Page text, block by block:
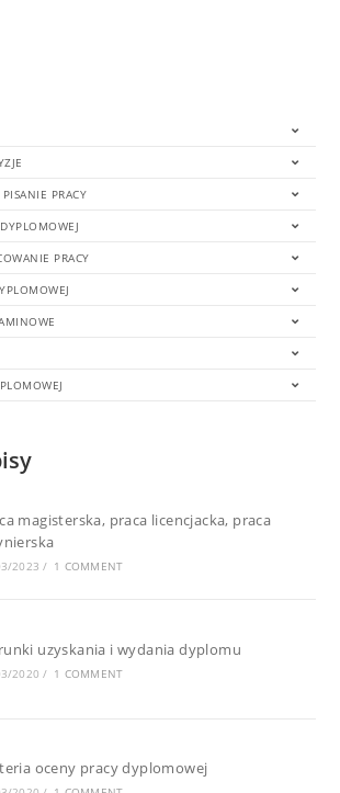
PRACY
PRACY
magisterska, praca licencjacka, praca
2023 / 1 COMMENT
uzyskania i wydania dyplomu
2020 / 1 COMMENT
oceny pracy dyplomowej